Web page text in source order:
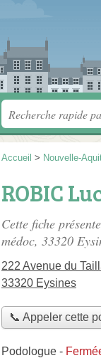
Accueil > Nouvelle-
ROBIC
Cette fiche
médoc, 33320
222 Avenue du
33320 Eysines
📞 Appeler cette
Podologue -